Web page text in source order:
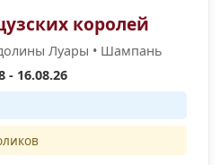
королей
Луары • Шампань
- 16.08.26